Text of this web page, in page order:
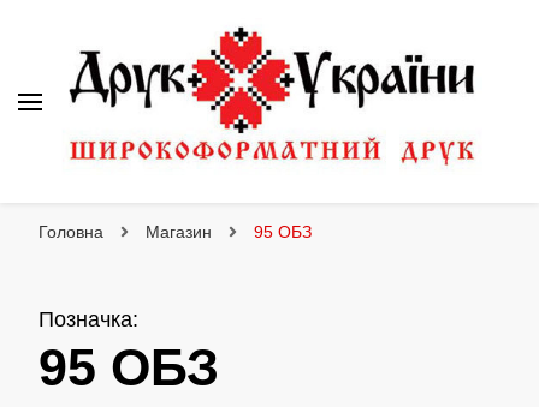
Головна Магазин 95 ОБЗ
Позначка:
95 ОБЗ